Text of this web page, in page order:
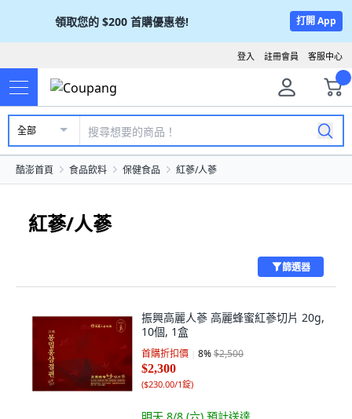
領取您的 $200 首購優惠卷! 打開 App
客服中心
註冊會員
登入
全部
酷澎首頁 食品飲料 保健食品 紅蔘/人蔘
紅蔘/人蔘
篩選器
振興高麗人蔘 高麗蜂蜜紅蔘切片 20g,
10個, 1盒
首購折扣價 8%$2,500
$2,300
($230.00/1錠)